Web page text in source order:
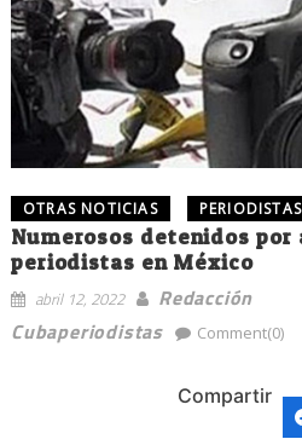
OTRAS NOTICIAS
Numerosos detenidos por
periodistas en México
abril 12, 2022
Redacción
Cubaperiodistas
Comment(0)
Compartir